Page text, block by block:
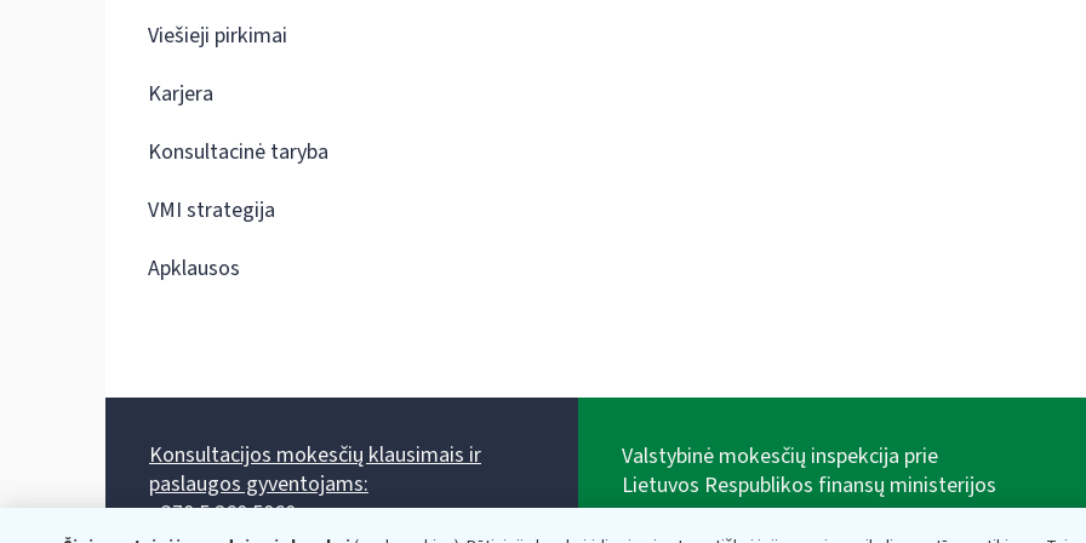
Viešieji pirkimai
Karjera
Konsultacinė taryba
VMI strategija
Apklausos
Konsultacijos mokesčių klausimais ir
paslaugos gyventojams:
+370 5 260 5060
Valstybinė mokesčių inspekcija prie
Lietuvos Respublikos finansų ministerijos